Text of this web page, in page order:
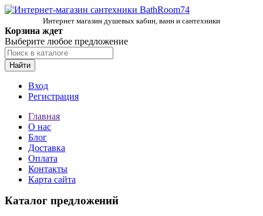
Интернет магазин душевых кабин, ванн и сантехники
Корзина ждет
Выберите любое предложение
Найти
Вход
Регистрация
Главная
О нас
Блог
Доставка
Оплата
Контакты
Карта сайта
Каталог предложений